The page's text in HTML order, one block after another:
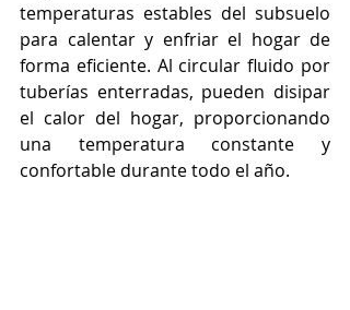
temperaturas estables del subsuelo
para calentar y enfriar el hogar de
forma eficiente. Al circular fluido por
tuberías enterradas, pueden disipar
el calor del hogar, proporcionando
una temperatura constante y
confortable durante todo el año.